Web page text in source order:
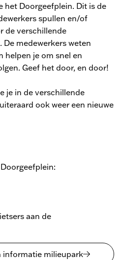
het Doorgeefplein. Dit is de
spullen en/of
de verschillende
De medewerkers weten
helpen je om snel en
Geef het door, en door!
je in de verschillende
ook weer een nieuwe
aan de
informatie milieupark